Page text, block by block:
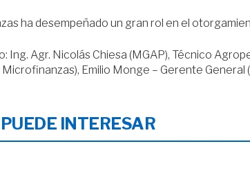
ha desempeñado un gran rol en el
Ing. Agr. Nicolás Chiesa (MGAP), Técnico
Emilio Monge – Gerente General
INTERESAR